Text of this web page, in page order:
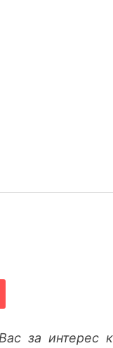
за интерес